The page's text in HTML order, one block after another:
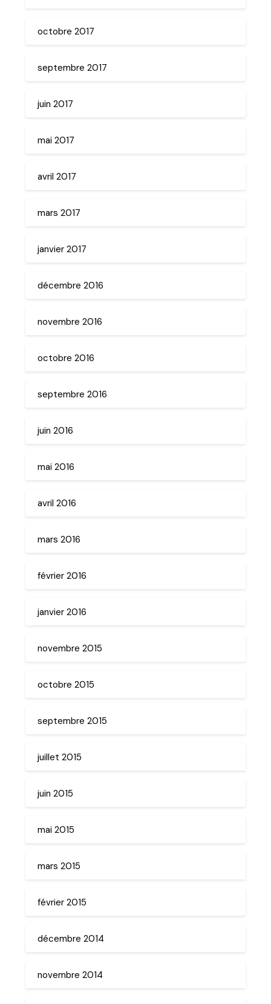
octobre 2017
septembre 2017
juin 2017
mai 2017
avril 2017
mars 2017
janvier 2017
décembre 2016
novembre 2016
octobre 2016
septembre 2016
juin 2016
mai 2016
avril 2016
mars 2016
février 2016
janvier 2016
novembre 2015
octobre 2015
septembre 2015
juillet 2015
juin 2015
mai 2015
mars 2015
février 2015
décembre 2014
novembre 2014